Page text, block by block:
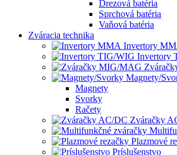
Drezová batéria
Sprchová batéria
Vaňová batéria
Zváracia technika
Invertory
Invertory
Magnety/
Magnety
Svorky
Račety
Zváračky
Plazmové
Príslušenstvo